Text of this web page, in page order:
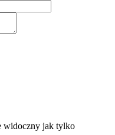
widoczny jak tylko